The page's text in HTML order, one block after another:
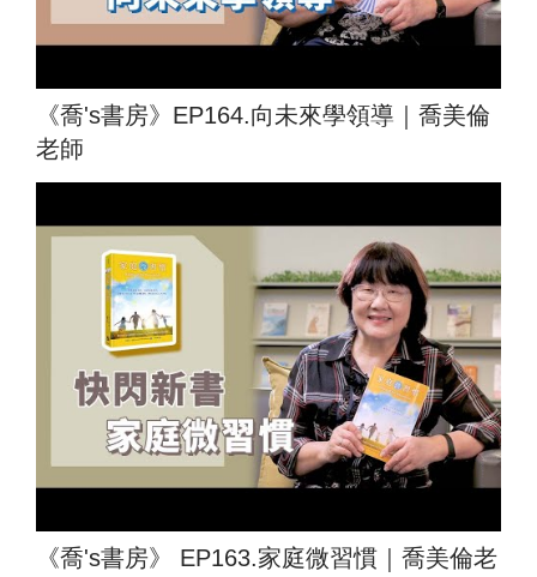
《喬's書房》EP164.向未來學領導｜喬美倫
老師
《喬's書房》 EP163.家庭微習慣｜喬美倫老